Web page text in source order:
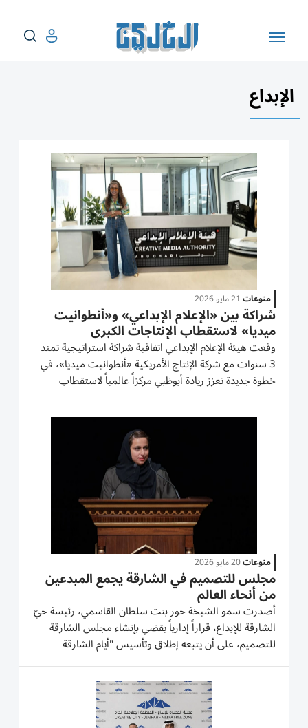
الإبداع
منوعات 21 مايو 2026
شراكة بين «الإعلام الإبداعي» و«أنطوانيت
ميديا» لاستقطاب الإنتاجات الكبرى
وقعت هيئة الإعلام الإبداعي اتفاقية شراكة استراتيجية تمتد
3 سنوات مع شركة الإنتاج الأمريكية «أنطوانيت ميديا»، في
خطوة جديدة تعزز ريادة أبوظبي مركزاً عالمياً لاستقطاب
الإنتاجات الإبداعية وتطوير مواهب الإعلام الإبداعي. وبموجب
الاتفاقية، تعمل «أنطوانيت ميديا» على تطبيق...
منوعات20 مايو 2026
مجلس للتصميم في الشارقة يجمع المبدعين
من أنحاء العالم
أصدرت سمو الشيخة حور بنت سلطان القاسمي، رئيسة حيّ
الشارقة للإبداع، قراراً إدارياً يقضي بإنشاء مجلس الشارقة
للتصميم، على أن يتبعه إطلاق وتأسيس "أيام الشارقة
للتصميم"، ليكون منصة متخصصة تجمع المصممين
والمبدعين والمختصين من كل أنحاء العالم، للعمل على
تطوير منظومة التصميم...